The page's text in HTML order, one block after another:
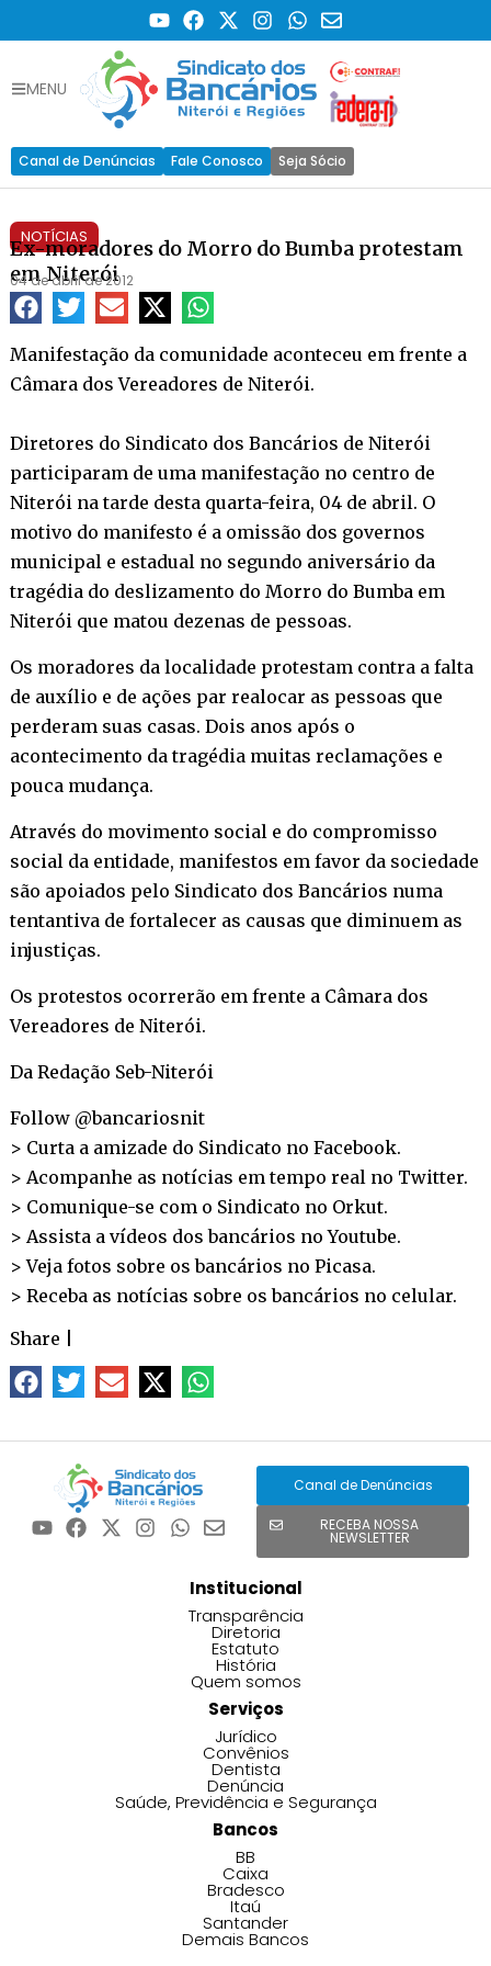
MENU
Canal de Denúncias Fale Conosco Seja Sócio
NOTÍCIAS
Ex-moradores do Morro do Bumba protestam
em Niterói
04 de abril de 2012
Manifestação da comunidade aconteceu em frente a
Câmara dos Vereadores de Niterói.
Diretores do Sindicato dos Bancários de Niterói
participaram de uma manifestação no centro de
Niterói na tarde desta quarta-feira, 04 de abril. O
motivo do manifesto é a omissão dos governos
municipal e estadual no segundo aniversário da
tragédia do deslizamento do Morro do Bumba em
Niterói que matou dezenas de pessoas.
Os moradores da localidade protestam contra a falta
de auxílio e de ações par realocar as pessoas que
perderam suas casas. Dois anos após o
acontecimento da tragédia muitas reclamações e
pouca mudança.
Através do movimento social e do compromisso
social da entidade, manifestos em favor da sociedade
são apoiados pelo Sindicato dos Bancários numa
tentantiva de fortalecer as causas que diminuem as
injustiças.
Os protestos ocorrerão em frente a Câmara dos
Vereadores de Niterói.
Da Redação Seb-Niterói
Follow @bancariosnit
> Curta a amizade do Sindicato no Facebook.
> Acompanhe as notícias em tempo real no Twitter.
> Comunique-se com o Sindicato no Orkut.
> Assista a vídeos dos bancários noYoutube.
> Veja fotos sobre os bancários no Picasa.
> Receba as notícias sobre os bancários no celular.
Share
Canal de Denúncias
RECEBA NOSSA
NEWSLETTER
Institucional
Transparência
Diretoria
Estatuto
História
Quem somos
Serviços
Jurídico
Convênios
Dentista
Denúncia
Saúde, Previdência e Segurança
Bancos
BB
Caixa
Bradesco
Itaú
Santander
Demais Bancos